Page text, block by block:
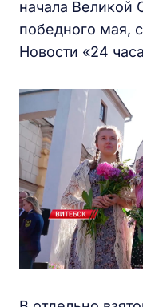
начала Великой
победного мая,
Новости «24